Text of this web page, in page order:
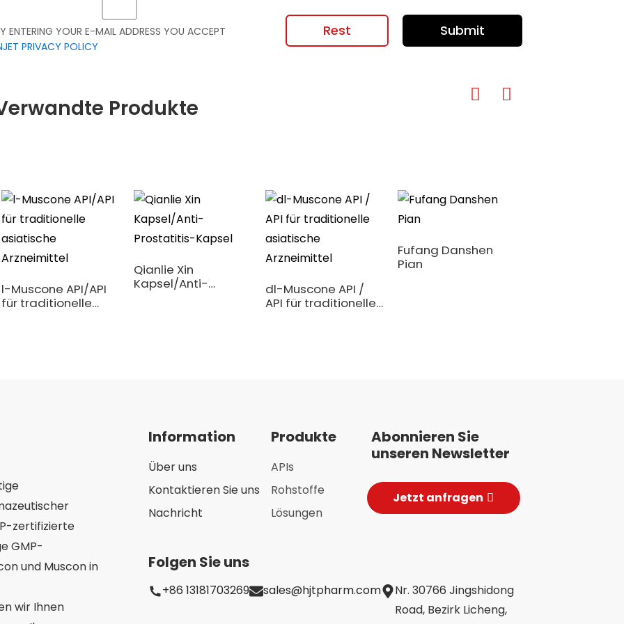
ENTERING YOUR E-MAIL ADDRESS YOU ACCEPT
PRIVACY POLICY
Rest Submit
Produkte
l-Muscone API/API
für traditionelle
Qianlie Xin
Kapsel/Anti-
dl-Muscone API /
API für traditionelle
Fufang Danshen
Pian
zertifizierte
GMP-
und Muscon in
wir Ihnen
Information
Über uns
Kontaktieren Sie uns
Nachricht
Produkte
APIs
Rohstoffe
Lösungen
Abonnieren Sie
unseren Newsletter
Jetzt anfragen
Folgen Sie uns
+86 13181703269 sales@hjtpharm.com
Nr. 30766 Jingshidong
Road, Bezirk Licheng,